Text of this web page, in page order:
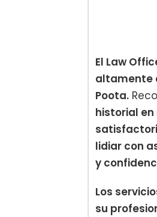
El Law
altamente
Poota.
historial
lidiar con
y
Los
su